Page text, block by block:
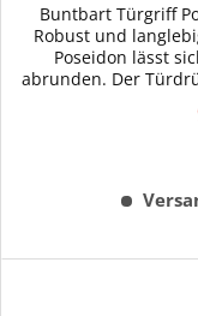
Buntbart Türgriff
Robust und
Poseidon lässt
abrunden. Der